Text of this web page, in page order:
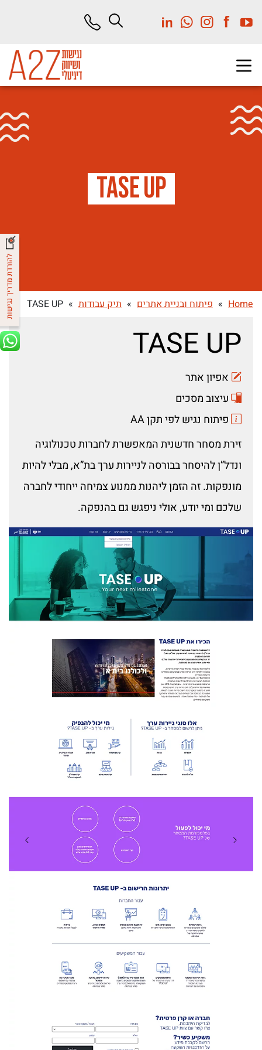
TASEUP
Home
» פיתוח ובניית אתרים » תיק עבודות »
TASE UP
TASE UP
אפיון אתר
עיצוב מסכים
פיתוח נגיש לפי תקן AA
זירת מסחר חדשנית המאפשרת לחברות טכנולוגיה
ונדל”ן להיסחר בבורסה לניירות ערך בת”א, מבלי להיות
מונפקות. זה הזמן ליהנות ממנוע צמיחה ייחודי לחברה
שלכם ומי יודע, אולי ניפגש גם בהנפקה.